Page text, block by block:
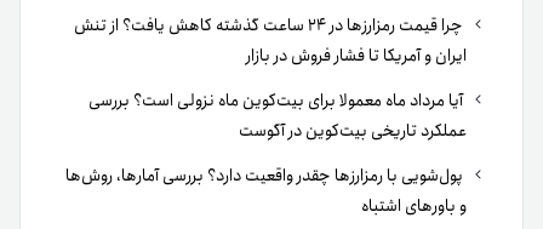
چرا قیمت رمزارزها در ۲۴ ساعت گذشته کاهش یافت؟ از تنش
ایران و آمریکا تا فشار فروش در بازار
آیا مرداد ماه معمولا برای بیت‌کوین ماه نزولی است؟ بررسی
عملکرد تاریخی بیت‌کوین در آگوست
پول‌شویی با رمزارزها چقدر واقعیت دارد؟ بررسی آمارها، روش‌ها
و باورهای اشتباه